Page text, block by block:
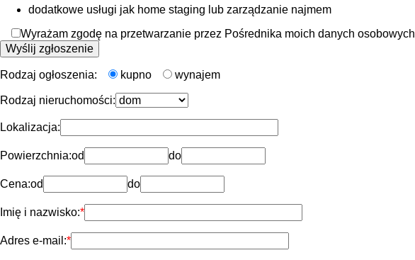
dodatkowe usługi jak home staging lub zarządzanie najmem
Wyrażam zgodę na przetwarzanie przez Pośrednika moich danych
Rodzaj ogłoszenia: kupno wynajem
Rodzaj nieruchomości:
Lokalizacja:
Powierzchnia:od do
Cena:od do
Imię i nazwisko:
Adres e-mail: